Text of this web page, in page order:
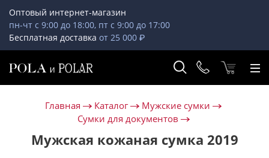
Оптовый интернет-магазин
пн-чт с 9:00 до 18:00, пт с 9:00 до 17:00
Бесплатная доставка от 25 000 ₽
Главная Каталог
Мужские сумки
Сумки для документов
Мужская кожаная сумка 2019